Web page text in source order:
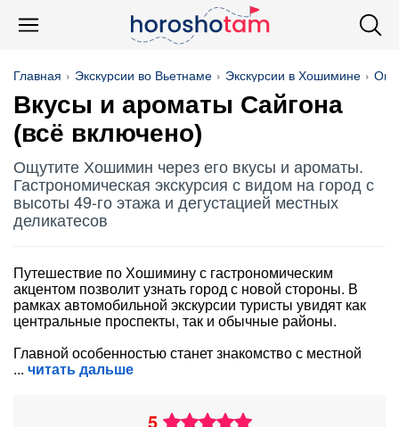
Главная Экскурсии во Вьетнаме Экскурсии в Хошимине
Вкусы и ароматы Сайгона
(всё включено)
Ощутите Хошимин через его вкусы и ароматы.
Гастрономическая экскурсия с видом на город с
высоты 49-го этажа и дегустацией местных
деликатесов
Путешествие по Хошимину с гастрономическим
акцентом позволит узнать город с новой стороны. В
рамках автомобильной экскурсии туристы увидят как
центральные проспекты, так и обычные районы.
Главной особенностью станет знакомство с местной
читать дальше
5